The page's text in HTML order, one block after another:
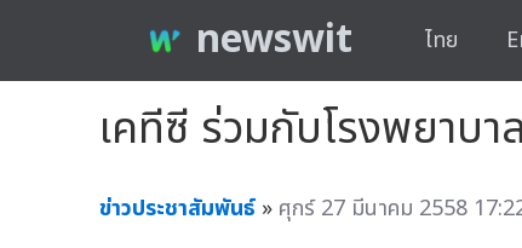
newswit ไทย
เคทีซี ร่วมกับโรงพยาบ
ข่าวประชาสัมพันธ์ » ศุกร์ 27 มีนาคม 2558